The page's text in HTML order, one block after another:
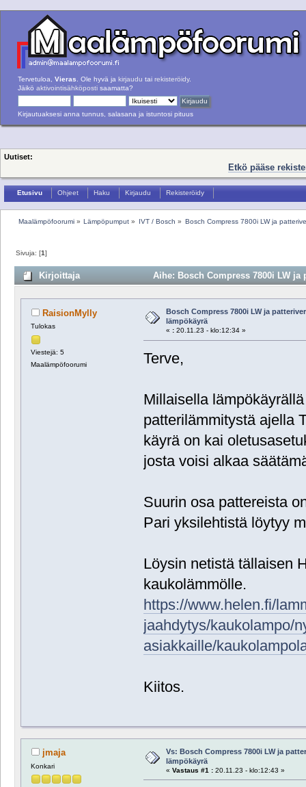
Tervetuloa, Vieras . Ole hyvä ja kirjaudu tai rekisteröidy.
Jäikö aktivointisähköposti saamatta?
Kirjautuaksesi anna tunnus, salasana ja istuntosi pituus
Uutiset:
Etkö pääse
Etusivu Ohjeet Haku Kirjaudu Rekisteröidy
Maalämpöfoorumi» Lämpöpumput » IVT / Bosch » Bosch Compress 7800i LW ja
Sivuja: [1]
Kirjoittaja Aihe: Bosch Compress 7800i LW
RaisionMylly
Tulokas
Viestejä: 5
Maalämpöfoorumi
Bosch Compress 7800i LW ja
lämpökäyrä
« :20.11.23 - klo:12:34 »
Terve,
Millaisella
patterilämmitystä ajella
käyrä on kai
josta voisi alkaa
Suurin osa pattereista
Pari yksilehtistä löytyy
Löysin netistä tällaisen
kaukolämmölle.
https://www.helen.fi/
jaahdytys/kaukolampo/
asiakkaille/
Kiitos.
jmaja
Konkari
Vs: Bosch Compress 7800i LW ja
lämpökäyrä
« Vastaus #1 :20.11.23 - klo:12:43 »